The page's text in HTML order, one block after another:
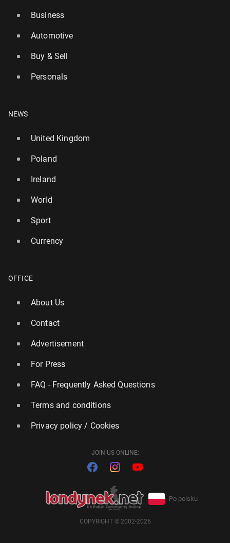
Business
Automotive
Buy & Sell
Personals
NEWS
United Kingdom
Poland
Ireland
World
Sport
Currency
OFFICE
About Us
Contact
Advertisement
For Press
FAQ - Frequently Asked Questions
Terms and conditions
Privacy policy / Cookies
JOIN US ONLINE:
Po polsku
COPYRIGHT © 2002-2026